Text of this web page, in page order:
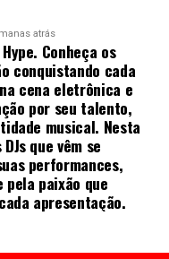
podem ser
por exemplo,
qi pode,
da agulha para
técnicas
bǔ) ou “sedar”
atrás
Conheça os
conquistando cada
cena eletrônica e
por seu talento,
musical. Nesta
que vêm se
performances,
paixão que
apresentação.